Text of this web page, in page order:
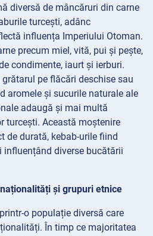
diversă de mâncăruri din carne
turcești, adânc
influența Imperiului Otoman.
precum miel, vită, pui și pește,
condimente, iaurt și ierburi.
pe flăcări deschise sau
aromele și sucurile naturale ale
adaugă și mai multă
turcești. Această moștenire
de durată, kebab-urile fiind
diverse bucătării
și grupuri etnice
o populație diversă care
În timp ce majoritatea